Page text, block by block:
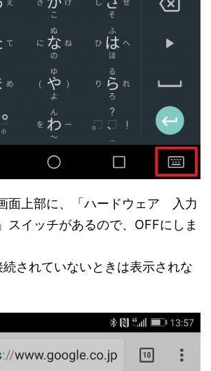
面上部に、「ハードウェア 入力
スイッチがあるので、OFFにしま
されていないときは表示されな